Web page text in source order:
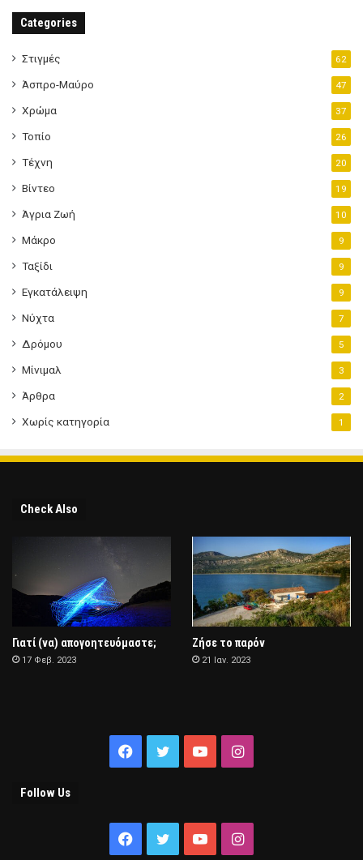
Categories
Στιγμές 62
Άσπρο-Μαύρο 47
Χρώμα 37
Τοπίο 26
Τέχνη 20
Βίντεο 19
Άγρια Ζωή 10
Μάκρο 9
Ταξίδι 9
Εγκατάλειψη 9
Νύχτα 7
Δρόμου 5
Μίνιμαλ 3
Άρθρα 2
Χωρίς κατηγορία 1
Check Also
Γιατί (να) απογοητευόμαστε;
17 Φεβ. 2023
Ζήσε το παρόν
21 Ιαν. 2023
Facebook
TwitterYouTubeInstagram
Follow Us
Facebook
TwitterYouTubeInstagram